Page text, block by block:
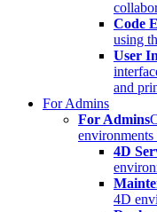
Code
using
User
and
For Admins
For Admins
4D
4D